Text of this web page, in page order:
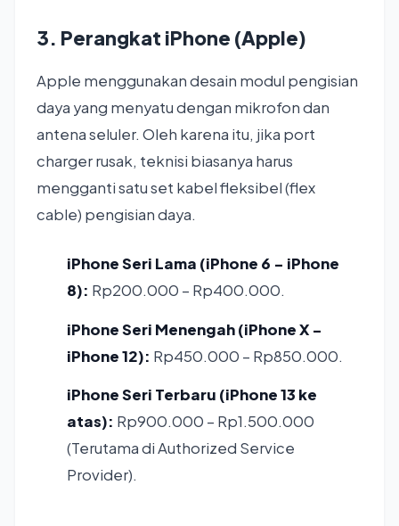
3. Perangkat iPhone (Apple)
Apple menggunakan desain modul pengisian
daya yang menyatu dengan mikrofon dan
antena seluler. Oleh karena itu, jika port
charger rusak, teknisi biasanya harus
mengganti satu set kabel fleksibel (flex
cable) pengisian daya.
iPhone Seri Lama (iPhone 6 – iPhone
8): Rp200.000 – Rp400.000.
iPhone Seri Menengah (iPhone X –
iPhone 12): Rp450.000 – Rp850.000.
iPhone Seri Terbaru (iPhone 13 ke
atas): Rp900.000 – Rp1.500.000
(Terutama di Authorized Service
Provider).